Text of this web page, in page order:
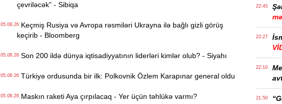
çevriləcək” - Sibiqa
05.08.26Keçmiş Rusiya və Avropa rəsmiləri Ukrayna ilə bağlı gizli görüş
keçirib - Bloomberg
05.08.26Son 200 ildə dünya iqtisadiyyatının liderləri kimlər olub? - Siyahı
05.08.26Türkiyə ordusunda bir ilk: Polkovnik Özlem Karapınar general oldu
05.08.26Maskın raketi Aya çırpılacaq - Yer üçün təhlükə varmı?
22:45
22:27
22:10
21:50